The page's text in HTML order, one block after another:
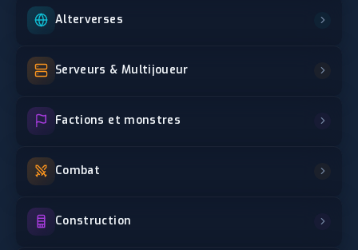
Alterverses
Serveurs & Multijoueur
Factions et monstres
Combat
Construction